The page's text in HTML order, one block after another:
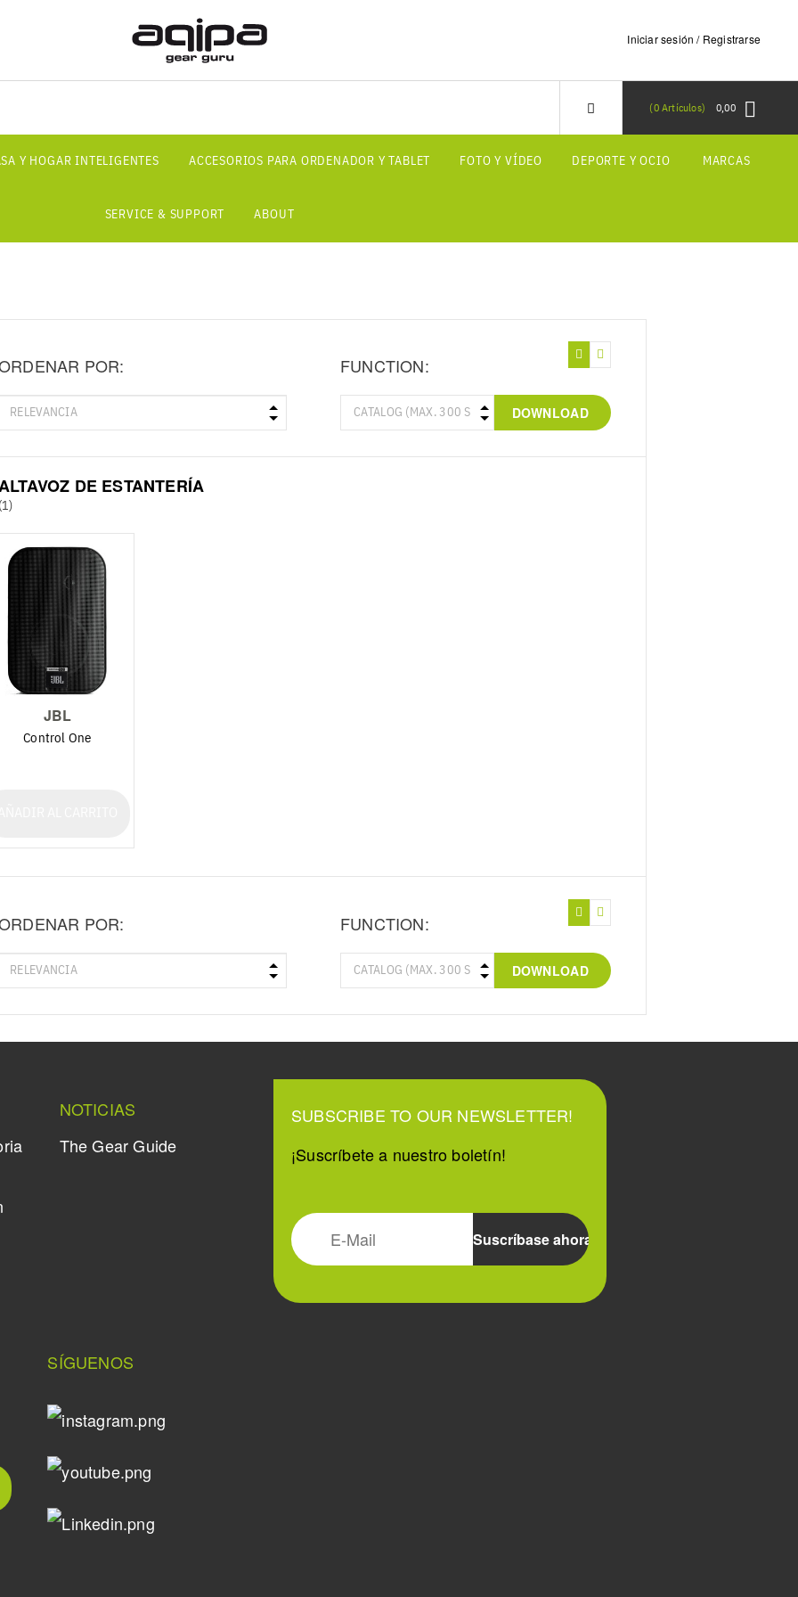
Iniciar sesión / Registrarse
0,00
0Artículos
Y HOGAR INTELIGENTES ACCESORIOS PARA ORDENADOR Y TABLET FOTO Y VÍDEO DEPORTE Y OCIO MARCAS
SERVICE & SUPPORT ABOUT
POR: FUNCTION:
DOWNLOAD
DE ESTANTERÍA
(1)
JBL
Control One
POR: FUNCTION:
DOWNLOAD
NOTICIAS
The Gear Guide
SUBSCRIBE TO OUR NEWSLETTER!
¡Suscríbete a nuestro boletín!
SÍGUENOS